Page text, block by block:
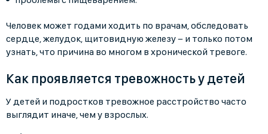
Человек может годами ходить по врачам, обследовать
сердце, желудок, щитовидную железу − и только потом
узнать, что причина во многом в хронической тревоге.
Как проявляется тревожность у детей
У детей и подростков тревожное расстройство часто
выглядит иначе, чем у взрослых.